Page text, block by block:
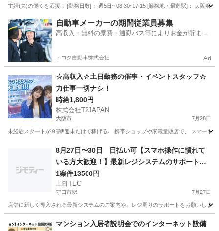
主婦(夫)の働くを応援！ [勤務日数]： 週5日~ 08:30~17:15 [勤務地・最寄駅]： 大阪府
大阪 大阪市 営業
自動車メーカーの期間従業員募集
高収入・無料の寮費・通勤バス等によりお金が貯まり
トヨタ自動車株式会社 Ad
☆高収入☆土日勤務の催事・イベントスタッフ☆
力仕事一切ナシ！
時給1,800円
株式会社T2JAPAN
大阪市 7月28日
未経験スタートが９割‼︎週末だけで稼げる♩ 携帯ショップや家電量販店で、 スマー
携帯ショップ スタッフ
8月27日〜30日 日払い可【スマホ操作に慣れて
いる方大歓迎！】最新レジシステムのサポート＆
ご案内スタッフ♪
1案件13500円
上町TEC
守口市駅 7月27日
店舗に新しく導入される最新システムのご案内や、レジ周りのサポートをお願いしま
スーパー スタッフ
マンション入居者説明会でのインターネット設備